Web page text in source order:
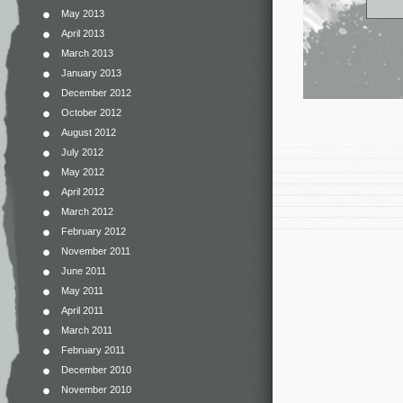
May 2013
April 2013
March 2013
January 2013
December 2012
October 2012
August 2012
July 2012
May 2012
April 2012
March 2012
February 2012
November 2011
June 2011
May 2011
April 2011
March 2011
February 2011
December 2010
November 2010